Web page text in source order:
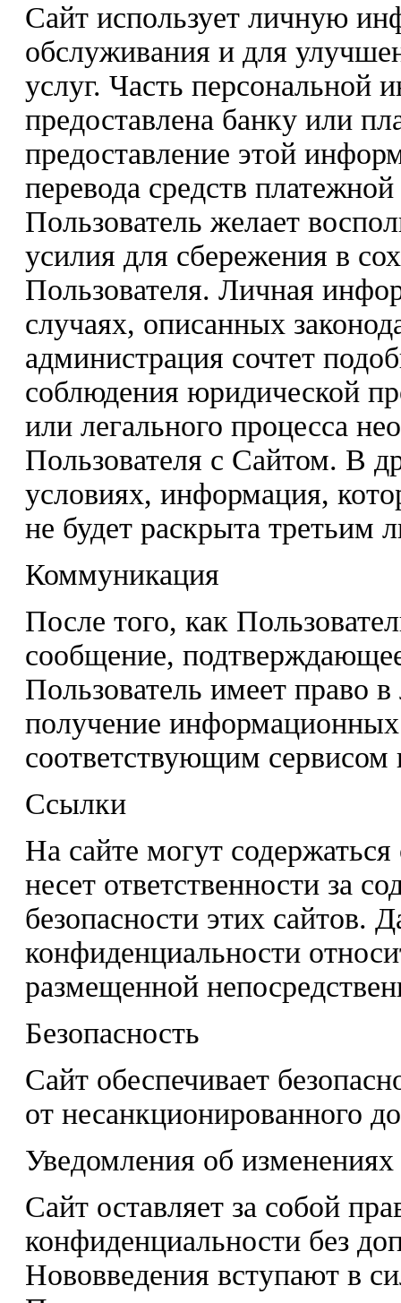
Сайт использует личную
обслуживания и для
услуг. Часть
предоставлена банку или
предоставление этой
перевода средств
Пользователь желает
усилия для сбережения в
Пользователя. Личная
случаях, описанных
администрация сочтет
соблюдения юридической
или легального процесса
Пользователя с Сайтом. В
условиях, информация,
не будет раскрыта третьим
Коммуникация
После того, как
сообщение,
Пользователь имеет право
получение
соответствующим сервисом
Ссылки
На сайте могут
несет ответственности за
безопасности этих сайтов.
конфиденциальности
размещенной
Безопасность
Сайт обеспечивает
от несанкционированного
Уведомления об изменениях
Сайт оставляет за собой
конфиденциальности без
Нововведения вступают в